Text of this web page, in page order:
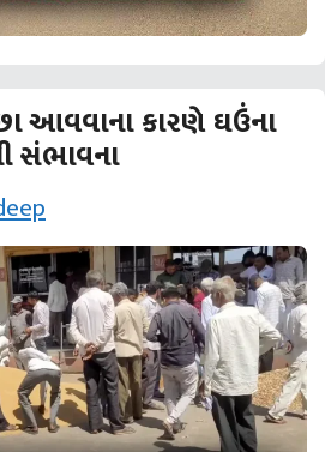
આવવાના કારણે ઘઉંના
સંભાવના